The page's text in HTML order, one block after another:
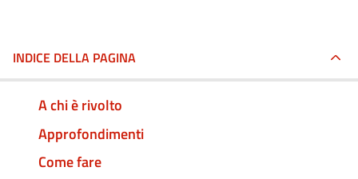
INDICE DELLA PAGINA
A chi è rivolto
Approfondimenti
Come fare